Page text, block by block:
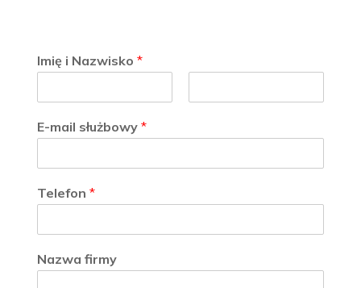
Imię i Nazwisko *
E-mail służbowy *
Telefon *
Nazwa firmy